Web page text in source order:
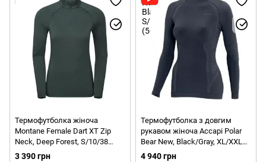
Термофутболка жіноча
Montane Female Dart XT Zip
Neck, Deep Forest, S/10/38
(5056601021017)
3 390 грн
Термофутболка з довгим
рукавом жіноча Accapi Polar
Bear New, Black/Gray, XL/XXL
(ACC PA761.9961-X2X)
4 940 грн